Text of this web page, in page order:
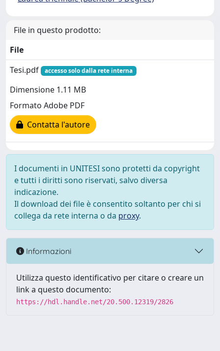
File in questo prodotto:
File
Tesi.pdf
accesso solo dalla rete interna
Dimensione 1.11 MB
Formato Adobe PDF
Contatta l'autore
I documenti in UNITESI sono protetti da copyright
e tutti i diritti sono riservati, salvo diversa
indicazione.
Il download dei file è consentito soltanto per chi si
collega da rete interna o da proxy.
Informazioni
Utilizza questo identificativo per citare o creare un
link a questo documento:
https://hdl.handle.net/20.500.12319/2826